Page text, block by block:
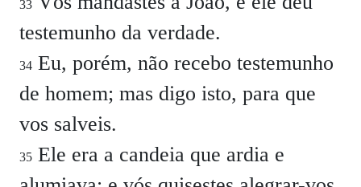
33
testemunho da verdade.
34 Eu, porém, não recebo testemunho
de homem; mas digo isto, para que
vos salveis.
35 Ele era a candeia que ardia e